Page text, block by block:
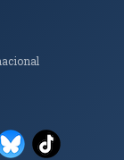
janela)
em nova janela)
(abre em nova
(abre em nova
Bluesky (abre
TikTok